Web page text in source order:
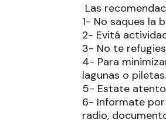
Las
1- No saques la
2- Evitá
3- No te
4- Para
lagunas o piletas.
5- Estate
6- Informate por
radio,